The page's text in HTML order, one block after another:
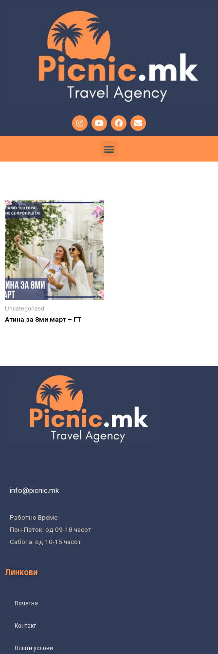
Uncategorized
Атина за 8ми март – ГТ
info@picnic.mk
Работно Време:
Пон-Петок: од 09-18 часот
Сабота: од 10-15 часот
Линкови
Почетна
Контакт
Општи услови